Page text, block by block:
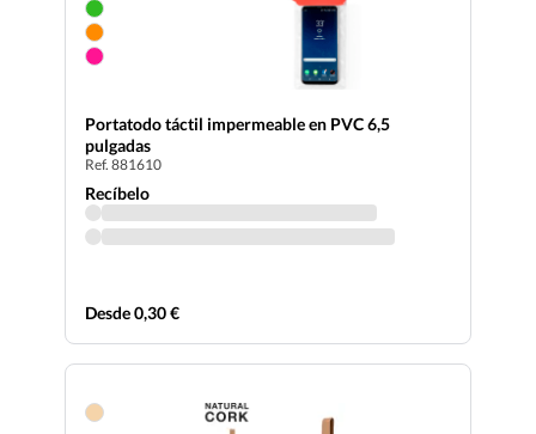
Portatodo táctil impermeable en PVC 6,5
pulgadas
Ref. 881610
Recíbelo
Desde 0,30 €